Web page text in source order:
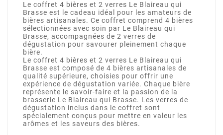
Le coffret 4 bières et 2 verres Le Blaireau qui
Brasse est le cadeau idéal pour les amateurs de
bières artisanales. Ce coffret comprend 4 bières
sélectionnées avec soin par Le Blaireau qui
Brasse, accompagnées de 2 verres de
dégustation pour savourer pleinement chaque
bière.
Le coffret 4 bières et 2 verres Le Blaireau qui
Brasse est composé de 4 bières artisanales de
qualité supérieure, choisies pour offrir une
expérience de dégustation variée. Chaque bière
représente le savoir-faire et la passion de la
brasserie Le Blaireau qui Brasse. Les verres de
dégustation inclus dans le coffret sont
spécialement conçus pour mettre en valeur les
arômes et les saveurs des bières.